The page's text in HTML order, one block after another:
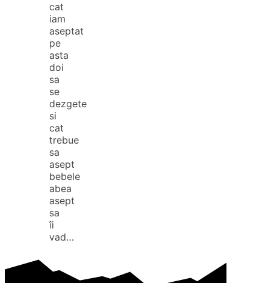
cat
iam
aseptat
pe
asta
doi
sa
se
dezgete
si
cat
trebue
sa
asept
bebele
abea
asept
sa
îi
vad…